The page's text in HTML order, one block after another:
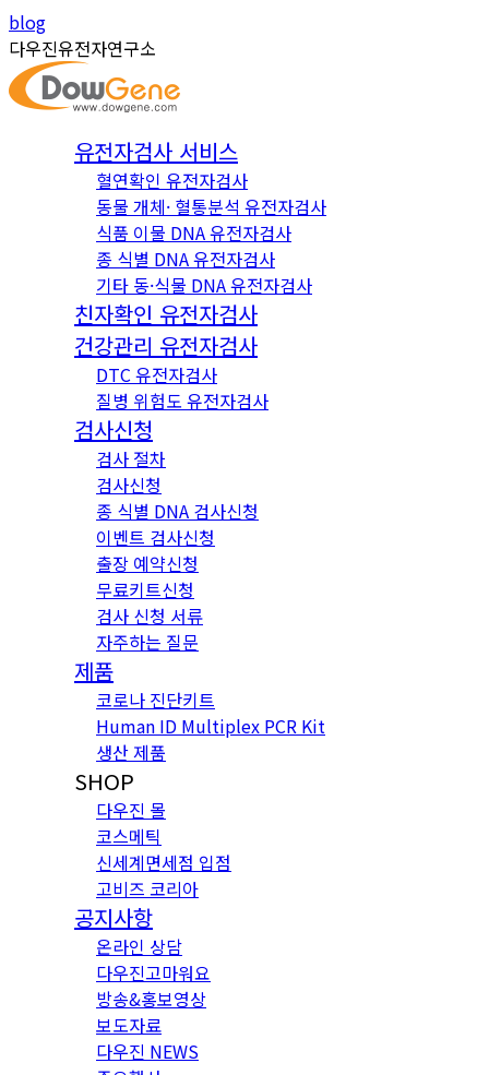
Skip
to
content
Instagram
page
opens
in
YouTube
page
opens
in
blog
다우진유전자연구소
유전자검사 서비스
혈연확인 유전자검사
동물 개체· 혈통분석 유전자검사
식품 이물 DNA 유전자검사
종 식별 DNA 유전자검사
기타 동·식물 DNA 유전자검사
친자확인 유전자검사
건강관리 유전자검사
DTC 유전자검사
질병 위험도 유전자검사
검사신청
검사 절차
검사신청
종 식별 DNA 검사신청
이벤트 검사신청
출장 예약신청
무료키트신청
검사 신청 서류
자주하는 질문
제품
코로나 진단키트
Human ID Multiplex PCR Kit
생산 제품
SHOP
다우진 몰
코스메틱
신세계면세점 입점
고비즈 코리아
공지사항
온라인 상담
다우진고마워요
방송&홍보영상
보도자료
다우진 NEWS